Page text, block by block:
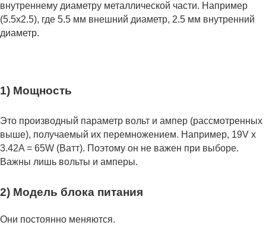
внутреннему диаметру металлической части. Например
(5.5x2.5), где 5.5 мм внешний диаметр, 2.5 мм внутренний
диаметр.
1) Мощность
Это производный параметр вольт и ампер (рассмотренных
выше), получаемый их перемножением. Например, 19V x
3.42A = 65W (Ватт). Поэтому он не важен при выборе.
Важны лишь вольты и амперы.
2) Модель блока питания
Они постоянно меняются.